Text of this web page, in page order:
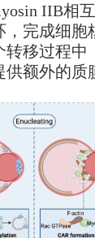
IIB相
，完成细胞
转移过程中
额外的质